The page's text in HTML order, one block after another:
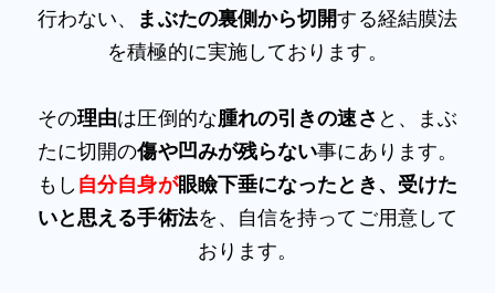
行わない、
まぶたの裏側から切開する経結膜法
を積極的に実施しております。
その理由は圧倒的な腫れの引きの速さ と、まぶ
たに切開の傷や凹みが残らない事にあります。
もし 自分自身が眼瞼下垂になったとき、受けた
いと思える手術法を、自信を持ってご用意して
おります。